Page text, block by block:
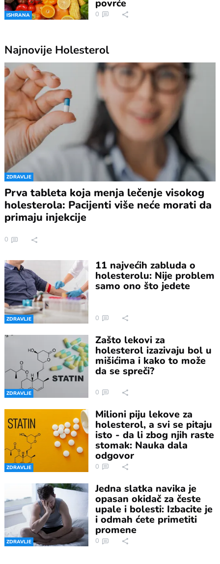
ISHRANA
povrće
0
Najnovije Holesterol
ZDRAVLJE
Prva tableta koja menja lečenje visokog
holesterola: Pacijenti više neće morati da
primaju injekcije
0
ZDRAVLJE
11 najvećih zabluda o
holesterolu: Nije problem
samo ono što jedete
0
ZDRAVLJE
Zašto lekovi za
holesterol izazivaju bol u
mišićima i kako to može
da se spreči?
0
ZDRAVLJE
Milioni piju lekove za
holesterol, a svi se pitaju
isto - da li zbog njih raste
stomak: Nauka dala
odgovor
0
ZDRAVLJE
Jedna slatka navika je
opasan okidač za česte
upale i bolesti: Izbacite je
i odmah ćete primetiti
promene
0